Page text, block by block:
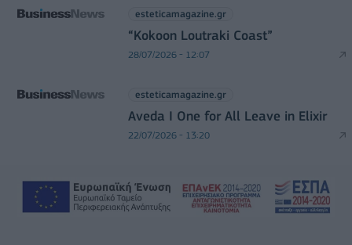
esteticamagazine.gr
“Kokoon Loutraki Coast”
28/07/2026 - 12:07
esteticamagazine.gr
Aveda I One for All Leave in Elixir
22/07/2026 - 13:20